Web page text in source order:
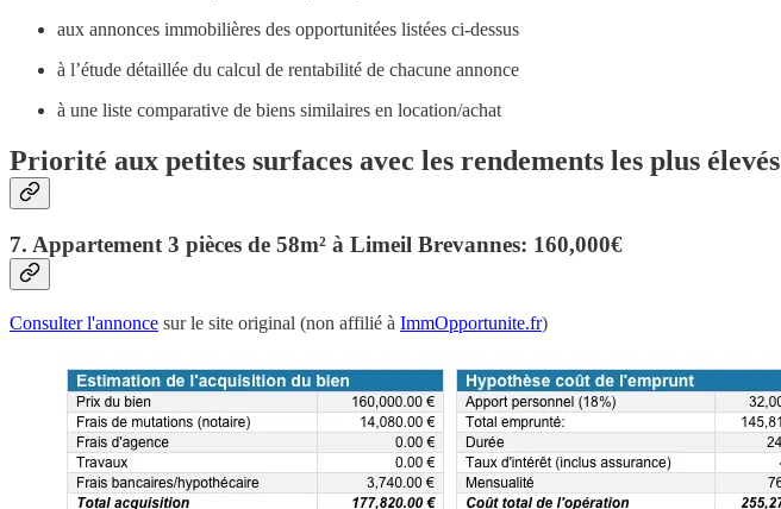
aux annonces immobilières des opportunitées listées ci-dessus
à l’étude détaillée du calcul de rentabilité de chacune annonce
à une liste comparative de biens similaires en location/achat
Priorité aux petites surfaces avec les rendements les plus élevés
7. Appartement 3 pièces de 58m² à Limeil Brevannes: 160,000€
Consulter l'annonce sur le site original (non affilié à ImmOpportunite.fr)